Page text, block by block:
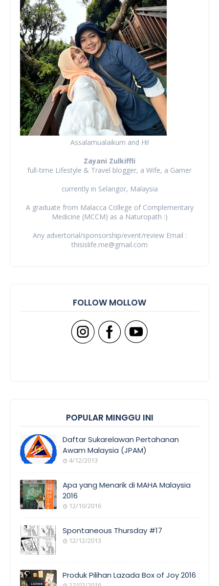
Assalamualaikum and Hi!
Zayani Zulkiffli
full-time Lifestyle & Travel blogger, a Wife, a Gamer
currently in Selangor, Malaysia
A graduate from Malacca College of Complementary
Medicine (MCCM) as a Naturopath :)
Any advertorial/sponsorship/event/review Email :
thisislife.me@gmail.com
FOLLOW MOLLOW
POPULAR MINGGU INI
Daftar Sukarelawan Pertahanan
Awam Malaysia (JPAM)
4/12/2013
Apa yang Menarik di MAHA Malaysia
2016
12/10/2016
Spontaneous Thursday #17
12/12/2013
Produk Pilihan Lazada Box of Joy 2016